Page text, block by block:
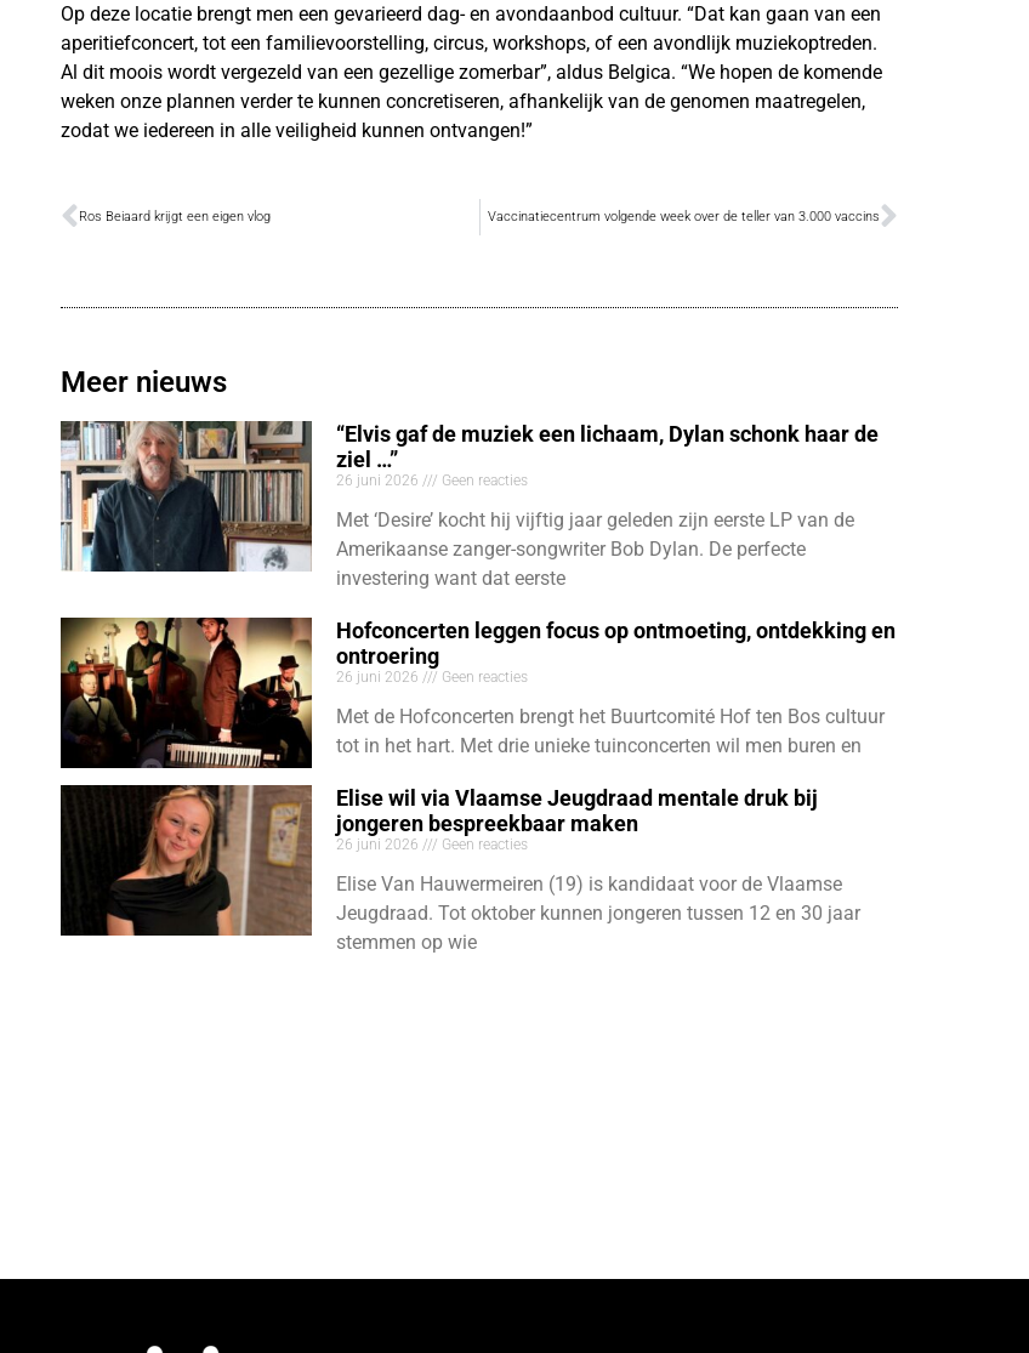
Op deze locatie brengt men een gevarieerd dag- en avondaanbod cultuur. “Dat kan gaan van een
aperitiefconcert, tot een familievoorstelling, circus, workshops, of een avondlijk muziekoptreden.
Al dit moois wordt vergezeld van een gezellige zomerbar”, aldus Belgica. “We hopen de komende
weken onze plannen verder te kunnen concretiseren, afhankelijk van de genomen maatregelen,
zodat we iedereen in alle veiligheid kunnen ontvangen!”
Ros Beiaard krijgt een eigen vlog Vaccinatiecentrum volgende week over de teller van 3.000 vaccins
Meer nieuws
“Elvis gaf de muziek een lichaam, Dylan schonk haar de
ziel …”
26 juni 2026 Geen reacties
Met ‘Desire’ kocht hij vijftig jaar geleden zijn eerste LP van de
Amerikaanse zanger-songwriter Bob Dylan. De perfecte
investering want dat eerste
Hofconcerten leggen focus op ontmoeting, ontdekking en
ontroering
26 juni 2026 Geen reacties
Met de Hofconcerten brengt het Buurtcomité Hof ten Bos cultuur
tot in het hart. Met drie unieke tuinconcerten wil men buren en
Elise wil via Vlaamse Jeugdraad mentale druk bij
jongeren bespreekbaar maken
26 juni 2026 Geen reacties
Elise Van Hauwermeiren (19) is kandidaat voor de Vlaamse
Jeugdraad. Tot oktober kunnen jongeren tussen 12 en 30 jaar
stemmen op wie